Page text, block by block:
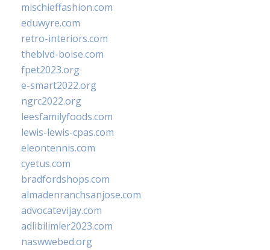
mischieffashion.com
eduwyre.com
retro-interiors.com
theblvd-boise.com
fpet2023.org
e-smart2022.org
ngrc2022.org
leesfamilyfoods.com
lewis-lewis-cpas.com
eleontennis.com
cyetus.com
bradfordshops.com
almadenranchsanjose.com
advocatevijay.com
adlibilimler2023.com
naswwebed.org